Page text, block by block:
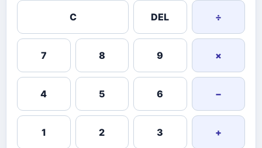
C DEL ÷
7 8 9 ×
4 5 6 −
1 2 3 +